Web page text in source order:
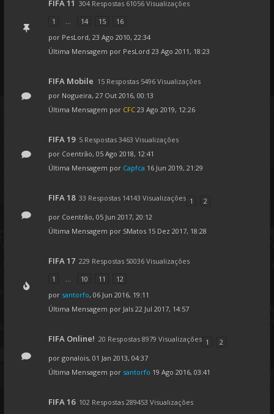
FIFA 11 304 Respostas 61056 Visualizações
1
... 14 15
16
por PesLord, 23 Ago 2010, 22:34
Última Mensagem por PesLord 23 Ago 2011, 18:23
FIFA Mobile 15 Respostas 5496 Visualizações
por Nogueira, 27 Out 2016, 00:13
Última Mensagem por CFC 23 Ago 2019, 12:26
FIFA 19 5 Respostas 3463 Visualizações
por Coentrão, 05 Ago 2018, 12:41
Última Mensagem por Capfca 16 Jun 2019, 21:29
FIFA 18 33 Respostas 14143 Visualizações 1
2
por Coentrão, 05 Jun 2017, 20:12
Última Mensagem por SMatos 15 Dez 2017, 18:28
FIFA 17 229 Respostas 50036 Visualizações
1
... 10 11
12
por santorfo, 06 Jun 2016, 19:11
Última Mensagem por Jals 22 Jul 2017, 14:57
FIFA Online! 20 Respostas 8979 Visualizações 1
2
por gonalois, 01 Jan 2013, 04:37
Última Mensagem por santorfo 19 Ago 2016, 03:41
FIFA 16 102 Respostas 289453 Visualizações